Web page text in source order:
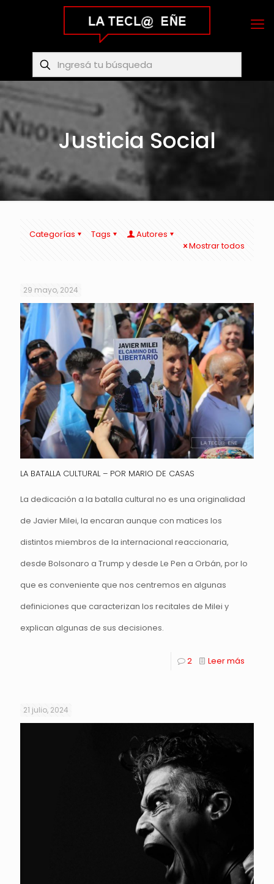
Justicia Social
Categorías Tags
Autores
Mostrar todos
29 mayo, 2024
LA BATALLA CULTURAL – POR MARIO DE CASAS
La dedicación a la batalla cultural no es una originalidad
de Javier Milei, la encaran aunque con matices los
distintos miembros de la internacional reaccionaria,
desde Bolsonaro a Trump y desde Le Pen a Orbán, por lo
que es conveniente que nos centremos en algunas
definiciones que caracterizan los recitales de Milei y
explican algunas de sus decisiones.
2 Leer más
21 julio, 2024